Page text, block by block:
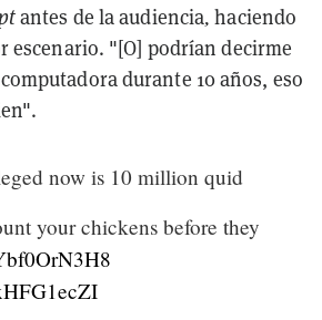
antes de la audiencia,haciendo
escenario. "[O] podrían decirme
durante 10 años, eso
now is 10 million quid
your chickens before they